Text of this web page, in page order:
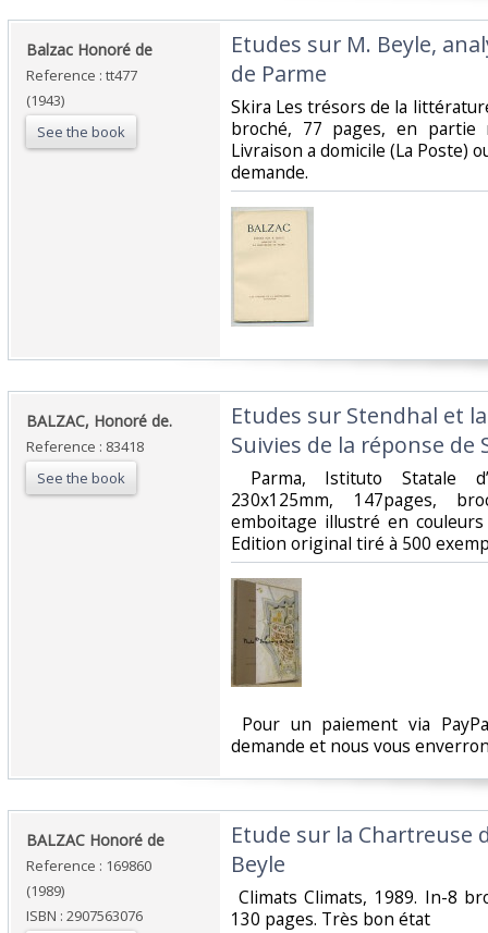
‎Balzac Honoré de‎
Reference : tt477
(1943)
See the book
‎Etudes sur M. Beyle,
de Parme‎
‎Skira Les trésors de la
broché, 77 pages, en
Livraison a domicile (La Poste)
demande.‎
‎BALZAC, Honoré de.‎
Reference : 83418
See the book
‎Etudes sur Stendhal et
Suivies de la réponse de
Parma, Istituto Statale
230x125mm, 147pages,
emboitage illustré en
Edition original tiré à 500
Pour un paiement via
demande et nous vous
‎BALZAC Honoré de‎
Reference : 169860
(1989)
ISBN : 2907563076
‎Etude sur la Chartreuse
Beyle‎
Climats Climats, 1989. In-8
130 pages. Très bon état ‎